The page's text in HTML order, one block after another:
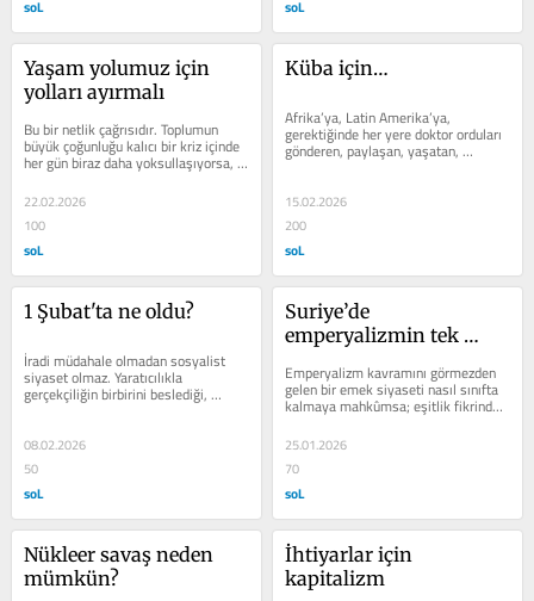
soL soL
Yaşam yolumuz için
yolları ayırmalı
Bu bir netlik çağrısıdır. Toplumun
büyük çoğunluğu kalıcı bir kriz içinde
her gün biraz daha yoksullaşıyorsa,
geleceksizliğe...
22.02.2026
100
soL
Küba için…
Afrika’ya, Latin Amerika’ya,
gerektiğinde her yere doktor orduları
gönderen, paylaşan, yaşatan,
dayanışan bu halka bizim de
15.02.2026
200
soL
1 Şubat'ta ne oldu?
İradi müdahale olmadan sosyalist
siyaset olmaz. Yaratıcılıkla
gerçekçiliğin birbirini beslediği,
süreklilik taşıyan bir dinamizm şart.
08.02.2026
50
soL
Suriye’de
emperyalizmin tek
Emperyalizm kavramını görmezden
gelen bir emek siyaseti nasıl sınıfta
kalmaya mahkûmsa; eşitlik fikrinden
kopuk ve olayları at...
25.01.2026
70
soL
Nükleer savaş neden
mümkün?
İhtiyarlar için
kapitalizm